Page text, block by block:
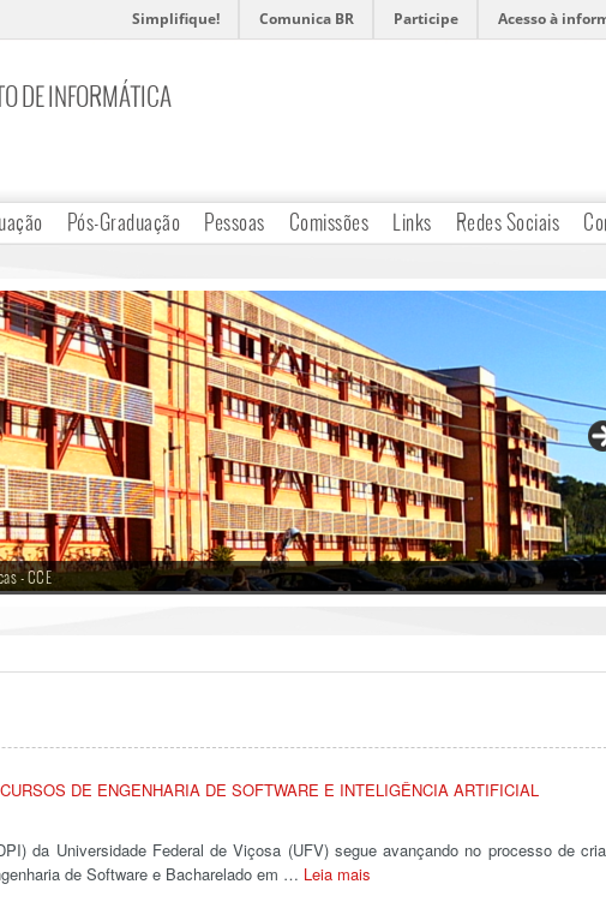
Simplifique! Comunica BR Participe Acesso à
DE INFORMÁTICA
Pós-Graduação Pessoas Comissões Links Redes Sociais
- CCE
DE ENGENHARIA DE SOFTWARE E INTELIGÊNCIA ARTIFICIAL
da Universidade Federal de Viçosa (UFV) segue avançando no processo de
de Software e Bacharelado em … Leia mais